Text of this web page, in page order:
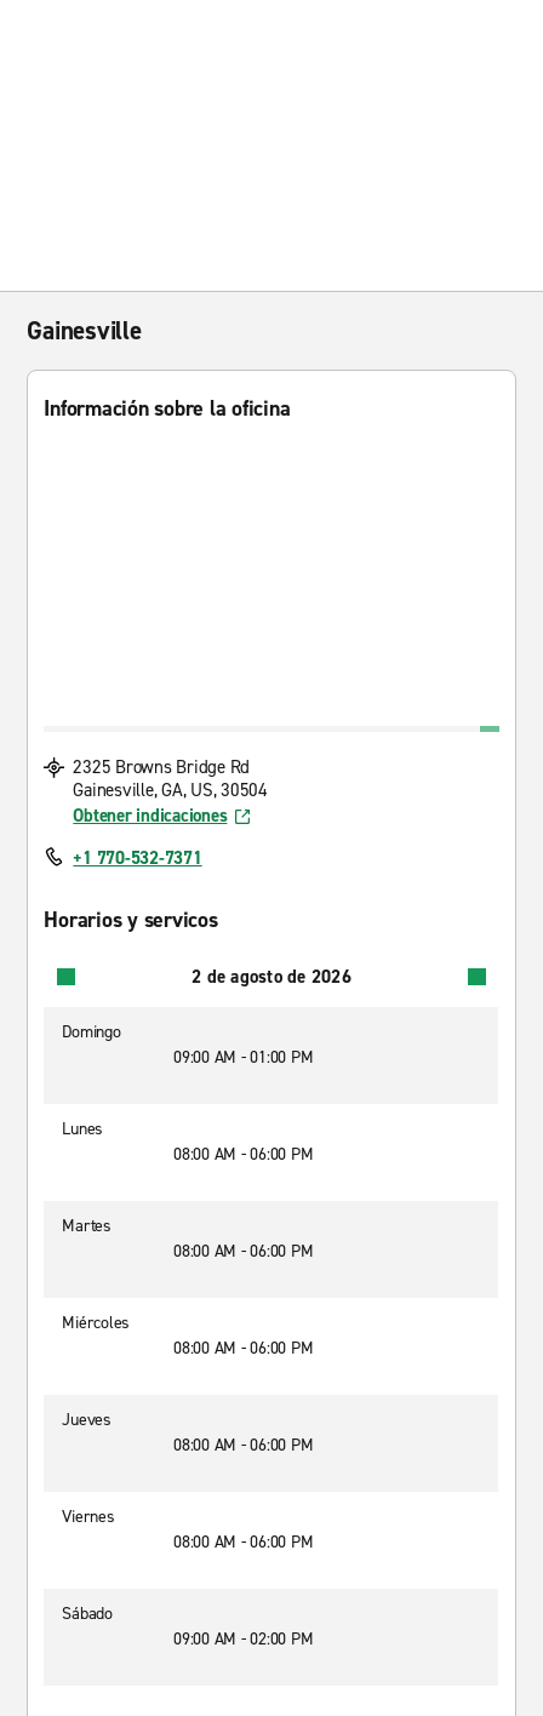
Gainesville
Información sobre la oficina
2325 Browns Bridge Rd
Gainesville, GA, US, 30504
Obtener indicaciones
+1 770-532-7371
Horarios y servicos
2 de agosto de 2026
Domingo
09:00 AM - 01:00 PM
Lunes
08:00 AM - 06:00 PM
Martes
08:00 AM - 06:00 PM
Miércoles
08:00 AM - 06:00 PM
Jueves
08:00 AM - 06:00 PM
Viernes
08:00 AM - 06:00 PM
Sábado
09:00 AM - 02:00 PM